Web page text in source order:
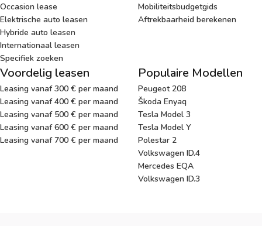
Occasion lease
Elektrische auto leasen
Hybride auto leasen
Internationaal leasen
Specifiek zoeken
Mobiliteitsbudgetgids
Aftrekbaarheid berekenen
Voordelig leasen
Leasing vanaf 300 € per maand
Leasing vanaf 400 € per maand
Leasing vanaf 500 € per maand
Leasing vanaf 600 € per maand
Leasing vanaf 700 € per maand
Populaire Modellen
Peugeot 208
Škoda Enyaq
Tesla Model 3
Tesla Model Y
Polestar 2
Volkswagen ID.4
Mercedes EQA
Volkswagen ID.3